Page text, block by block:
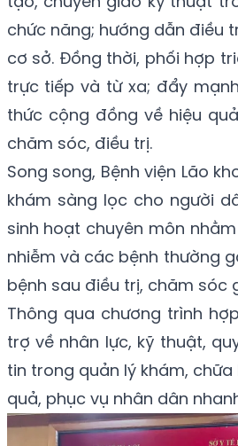
chức năng; hướng dẫn điều
cơ sở. Đồng thời, phối hợp
trực tiếp và từ xa; đẩy
thức cộng đồng về hiệu
chăm sóc, điều trị.
Song song, Bệnh viện Lão
khám sàng lọc cho người
sinh hoạt chuyên môn
nhiễm và các bệnh thường
bệnh sau điều trị, chăm sóc
Thông qua chương trình
trợ về nhân lực, kỹ thuật,
tin trong quản lý khám,
quả, phục vụ nhân dân